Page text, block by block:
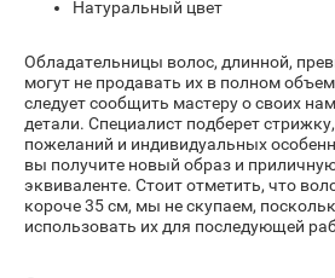
Натуральный цвет
Обладательницы волос, длинной,
могут не продавать их в полном
следует сообщить мастеру о своих
детали. Специалист подберет
пожеланий и индивидуальных
вы получите новый образ и
эквиваленте. Стоит отметить, что
короче 35 см, мы не скупаем,
использовать их для последующей